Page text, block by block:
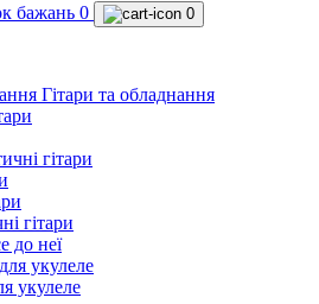
0 0
Гітари та обладнання
гітари
гітари
до неї
укулеле
укулеле